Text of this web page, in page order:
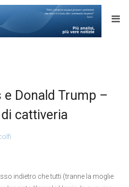
e Donald Trump –
cattiveria
indietro che tutti (tranne la moglie